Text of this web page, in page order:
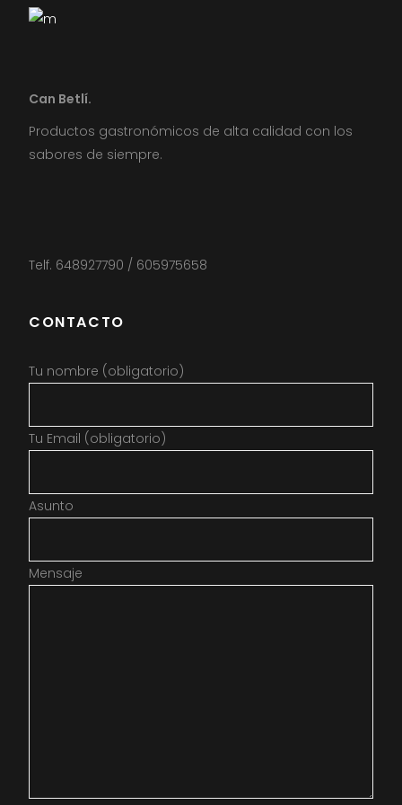
Can Betlí.
Productos gastronómicos de alta calidad con los
sabores de siempre.
Telf. 648927790 / 605975658
CONTACTO
Tu nombre (obligatorio)
Tu Email (obligatorio)
Asunto
Mensaje